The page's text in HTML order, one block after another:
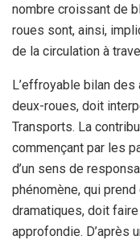
nombre croissant de
roues sont, ainsi,
de la circulation à
L’effroyable bilan
deux-roues, doit
Transports. La
commençant par les
d’un sens de
phénomène, qui
dramatiques, doit faire
approfondie. D’après